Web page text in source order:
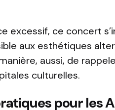
excessif, ce concert
aux esthétiques
aussi, de
culturelles.
pour les